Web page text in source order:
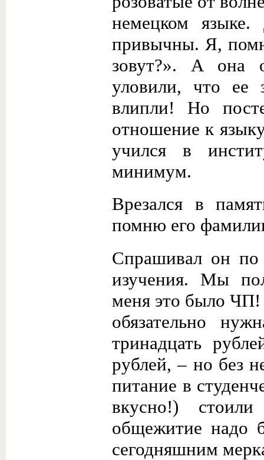
немецком
привычны. Я,
зовут?». А она
уловили, что ее
влипли! Но
отношение к
учился в
минимум.
Врезался в
помню его
Спрашивал он по
изучения. Мы
меня это было
обязательно
тринадцать
рублей, – но без
питание в
вкусно!)
общежитие надо
сегодняшним